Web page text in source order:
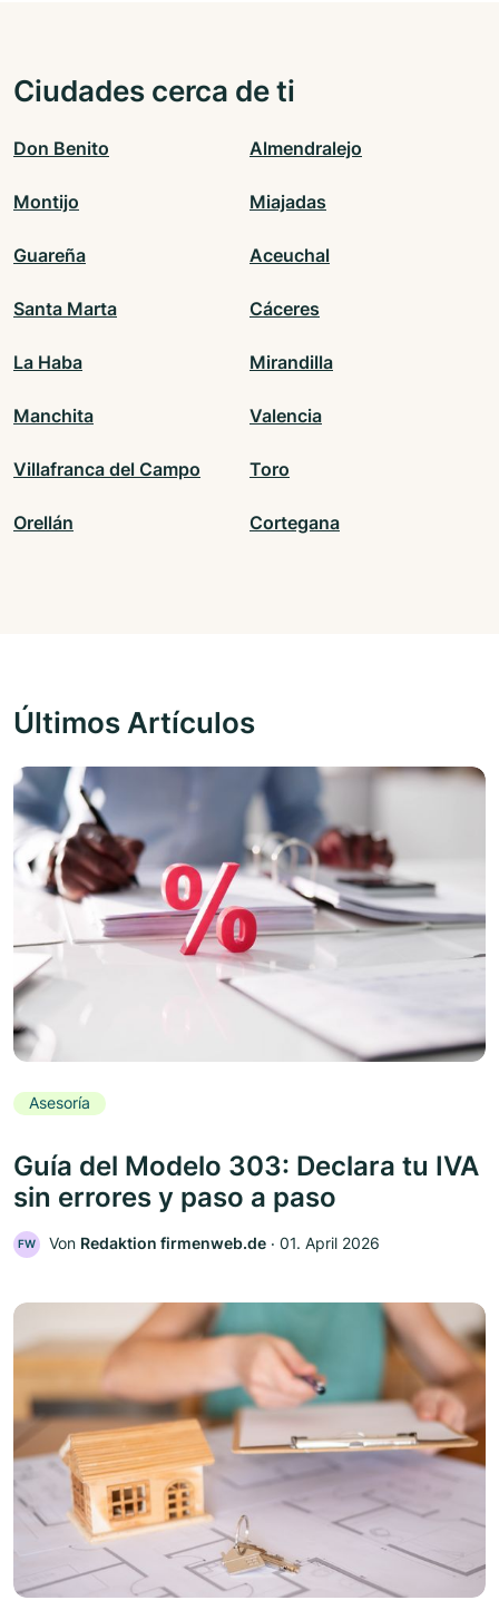
Ciudades cerca de ti
Don Benito Almendralejo
Montijo Miajadas
Guareña Aceuchal
Santa Marta Cáceres
La Haba Mirandilla
Manchita Valencia
Villafranca del Campo Toro
Orellán Cortegana
Últimos Artículos
Asesoría
Guía del Modelo 303: Declara tu IVA
sin errores y paso a paso
FW Von Redaktion firmenweb.de ‧ 01. April 2026